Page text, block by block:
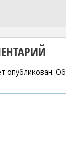
опубликован.